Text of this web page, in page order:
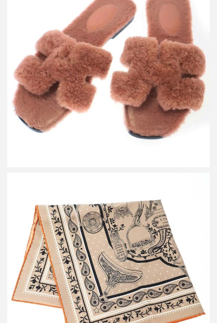
エルメス オランムートンファーサンダル
買取金額12,000円
詳しく見る
エルメス 26SS Etriers Remix bandana 55 鐙・シルクバンダナ
買取金額20,400円
詳しく見る